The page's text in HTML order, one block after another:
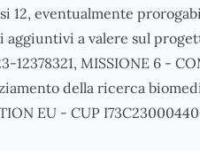
12, eventualmente
aggiuntivi a valere sul
12378321, MISSIONE 6 -
della ricerca
EU - CUP